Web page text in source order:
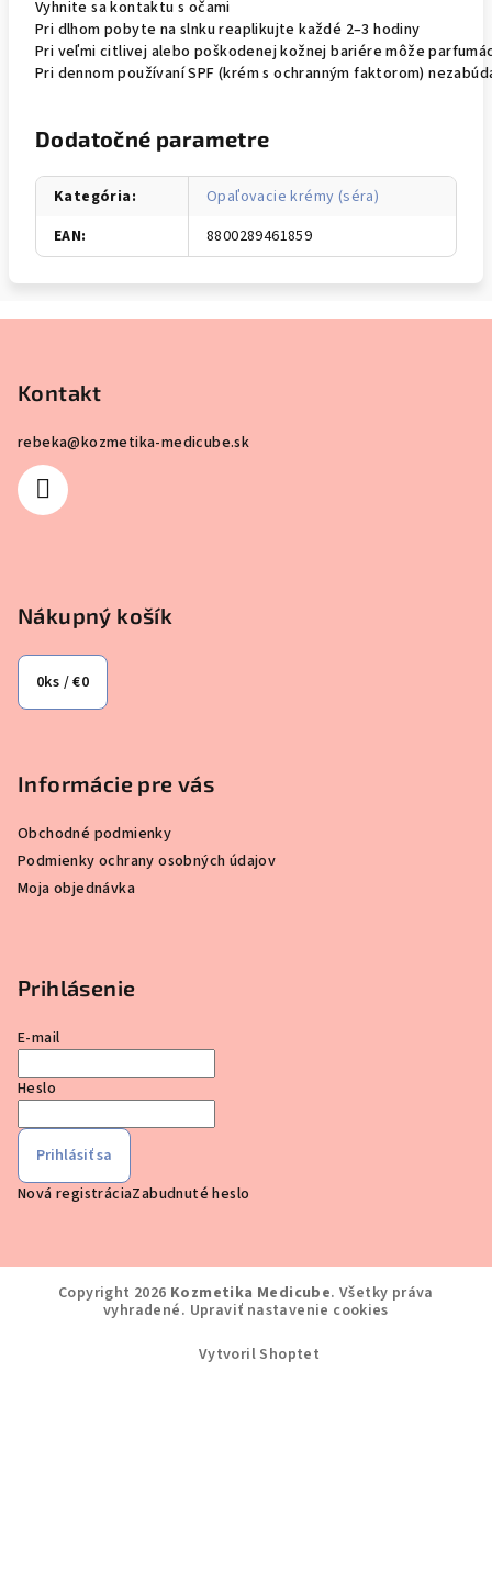
Vyhnite sa kontaktu s očami
Pri dlhom pobyte na slnku reaplikujte každé 2–3 hodiny
Pri veľmi citlivej alebo poškodenej kožnej bariére môže
Pri dennom používaní SPF (krém s ochranným faktorom)
Dodatočné parametre
Kategória:
Opaľovacie krémy (séra)
EAN: 8800289461859
Kontakt
rebeka@kozmetika-medicube.sk
Nákupný košík
0ks /€0
Informácie pre vás
Obchodné podmienky
Podmienky ochrany osobných údajov
Moja objednávka
Prihlásenie
E-mail
Heslo
Prihlásiť sa
Nová registráciaZabudnuté heslo
Copyright 2026 Kozmetika Medicube. Všetky práva
vyhradené. Upraviť nastavenie cookies
Vytvoril Shoptet